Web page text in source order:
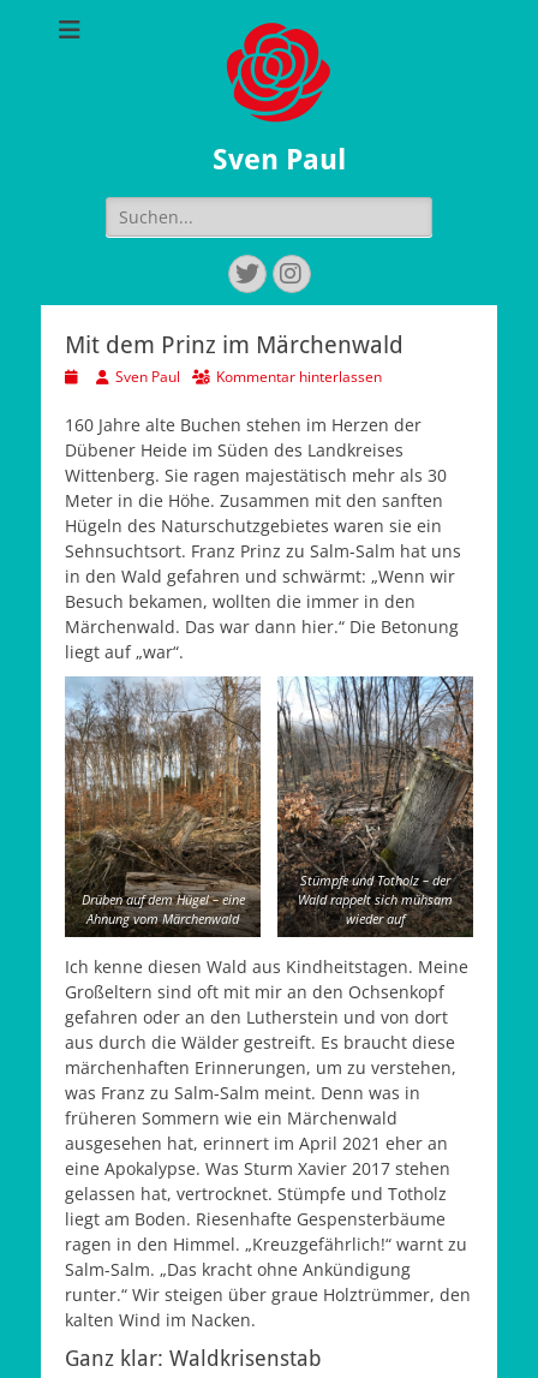
Sven Paul
Suchen
nach:
Twitter
Instagram
Mit dem Prinz im Märchenwald
Veröffentlicht
AutorSven Paul Kommentar hinterlassen
160 Jahre alte Buchen stehen im Herzen der
Dübener Heide im Süden des Landkreises
Wittenberg. Sie ragen majestätisch mehr als 30
Meter in die Höhe. Zusammen mit den sanften
Hügeln des Naturschutzgebietes waren sie ein
Sehnsuchtsort. Franz Prinz zu Salm-Salm hat uns
in den Wald gefahren und schwärmt: „Wenn wir
Besuch bekamen, wollten die immer in den
Märchenwald. Das war dann hier.“ Die Betonung
liegt auf „war“.
Drüben auf dem Hügel – eine
Ahnung vom Märchenwald
Stümpfe und Totholz – der
Wald rappelt sich mühsam
wieder auf
Ich kenne diesen Wald aus Kindheitstagen. Meine
Großeltern sind oft mit mir an den Ochsenkopf
gefahren oder an den Lutherstein und von dort
aus durch die Wälder gestreift. Es braucht diese
märchenhaften Erinnerungen, um zu verstehen,
was Franz zu Salm-Salm meint. Denn was in
früheren Sommern wie ein Märchenwald
ausgesehen hat, erinnert im April 2021 eher an
eine Apokalypse. Was Sturm Xavier 2017 stehen
gelassen hat, vertrocknet. Stümpfe und Totholz
liegt am Boden. Riesenhafte Gespensterbäume
ragen in den Himmel. „Kreuzgefährlich!“ warnt zu
Salm-Salm. „Das kracht ohne Ankündigung
runter.“ Wir steigen über graue Holztrümmer, den
kalten Wind im Nacken.
Ganz klar: Waldkrisenstab